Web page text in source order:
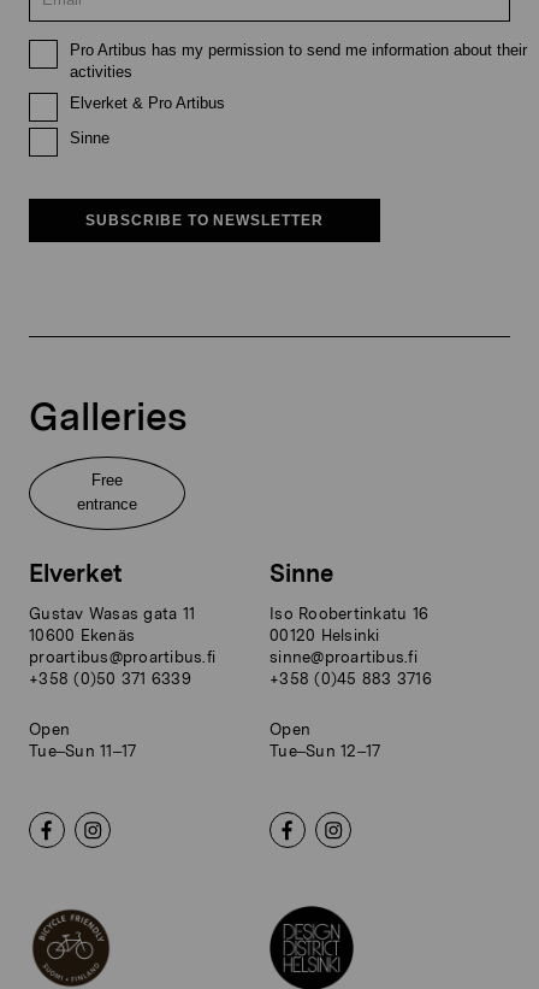
Pro Artibus has my permission to send me information about their
activities
Elverket & Pro Artibus
Sinne
SUBSCRIBE TO NEWSLETTER
Galleries
Free
entrance
Elverket
Gustav Wasas gata 11
10600 Ekenäs
proartibus@proartibus.fi
+358 (0)50 371 6339
Open
Tue–Sun 11–17
Sinne
Iso Roobertinkatu 16
00120 Helsinki
sinne@proartibus.fi
+358 (0)45 883 3716
Open
Tue–Sun 12–17